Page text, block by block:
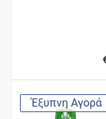
Έξυπνη Αγορά